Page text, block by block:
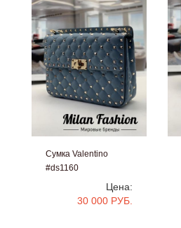
Сумка Valentino
#ds1160
Цена:
30 000 РУБ.